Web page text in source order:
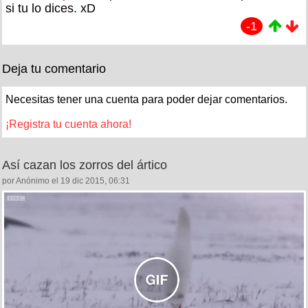
si tu lo dices. xD
-1
Deja tu comentario
Necesitas tener una cuenta para poder dejar comentarios.
¡Registra tu cuenta ahora!
Así cazan los zorros del ártico
por Anónimo el 19 dic 2015, 06:31